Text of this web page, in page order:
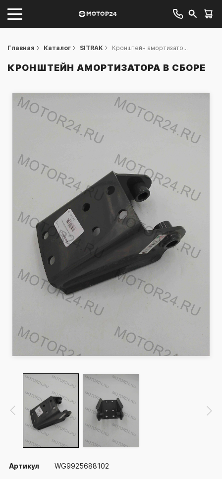
Главная Каталог SITRAK Кронштейн амортизато...
КРОНШТЕЙН АМОРТИЗАТОРА В СБОРЕ
Артикул WG9925688102